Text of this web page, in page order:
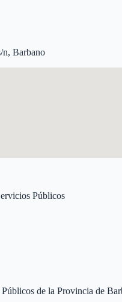
n, Barbano
Públicos
de la Provincia de